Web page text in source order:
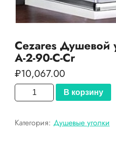
Cezares Душевой
A-2-90-C-Cr
₽10,067.00
Количество
товара
Душевой
В корзину
Категория: Душевые уголки